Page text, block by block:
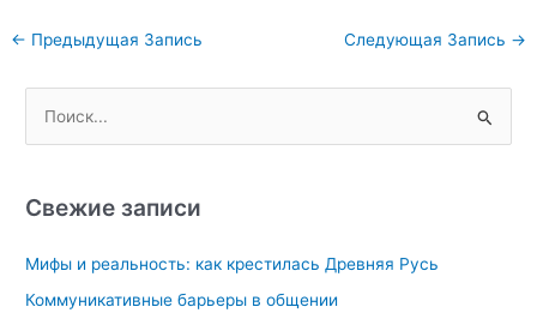
Навигация
записям
← Предыдущая Запись Следующая Запись →
с
:
Свежие записи
Мифы и реальность: как крестилась Древняя Русь
Коммуникативные барьеры в общении